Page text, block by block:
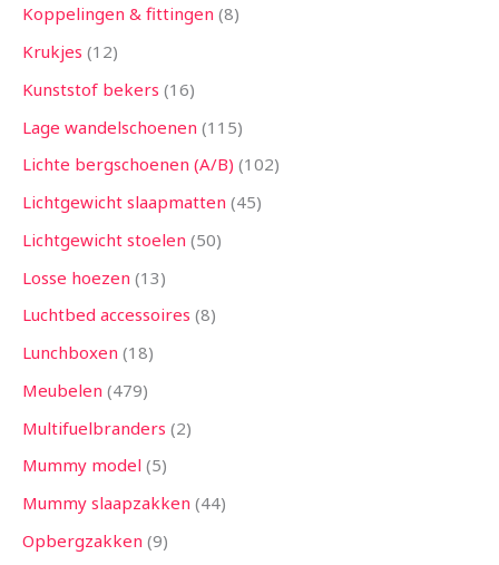
Koppelingen & fittingen 8
Krukjes 12
Kunststof bekers 16
Lage wandelschoenen 115
Lichte bergschoenen (A/B) 102
Lichtgewicht slaapmatten 45
Lichtgewicht stoelen 50
Losse hoezen 13
Luchtbed accessoires 8
Lunchboxen 18
Meubelen 479
Multifuelbranders 2
Mummy model 5
Mummy slaapzakken 44
Opbergzakken 9